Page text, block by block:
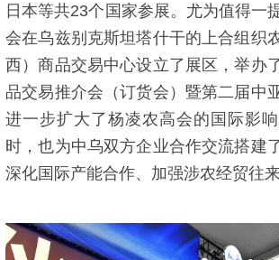
日本等共23个国家参展。尤为值得一
会在乌兹别克斯坦塔什干的上合组织
西）商品交易中心设立了展区，举办
品交易推介会（订货会）暨第二届中
进一步扩大了杨凌农高会的国际影
时，也为中乌双方企业合作交流搭建
深化国际产能合作、加强涉农经贸往